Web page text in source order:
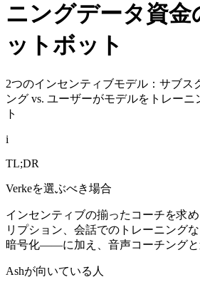
ニングデータ資金
ットボット
2つのインセンティブモデル：サブス
ング vs. ユーザーがモデルをトレー
ト
i
TL;DR
Verkeを選ぶべき場合
インセンティブの揃ったコーチを求
リプション、会話でのトレーニング
暗号化——に加え、音声コーチングと
Ashが向いている人